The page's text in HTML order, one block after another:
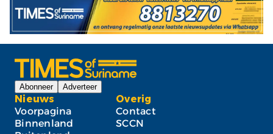
Abonneer Adverteer
Nieuws
Voorpagina
Binnenland
Overig
Contact
SCCN